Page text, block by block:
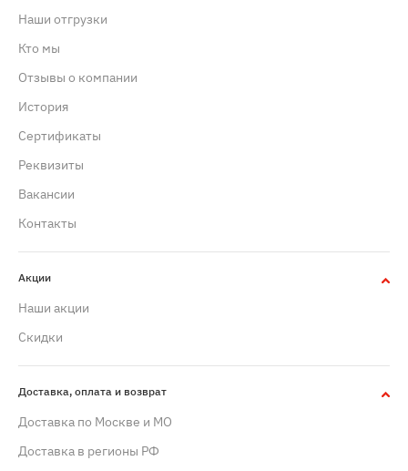
Наши отгрузки
Кто мы
Отзывы о компании
История
Сертификаты
Реквизиты
Вакансии
Контакты
Акции
Наши акции
Скидки
Доставка, оплата и возврат
Доставка по Москве и МО
Доставка в регионы РФ